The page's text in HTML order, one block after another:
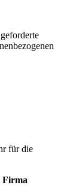
für die
Firma